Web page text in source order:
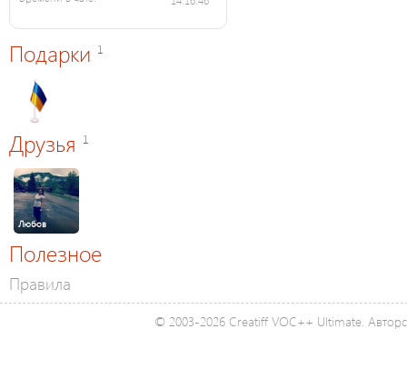
Подарки 1
Друзья 1
Любов
Полезное
Правила
© 2003-2026 Creatiff VOC++ Ultimate.